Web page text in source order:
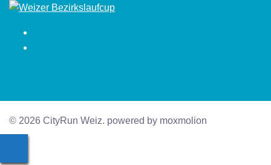
© 2026 CityRun Weiz. powered by moxmolion